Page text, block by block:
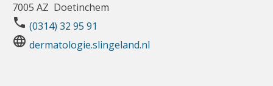
7005 AZ Doetinchem
phone (0314) 32 95 91
language dermatologie.slingeland.nl